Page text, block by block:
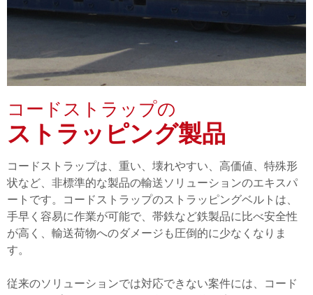
コードストラップの
ストラッピング製品
コードストラップは、重い、壊れやすい、高価値、特殊形
状など、非標準的な製品の輸送ソリューションのエキスパ
ートです。コードストラップのストラッピングベルトは、
手早く容易に作業が可能で、帯鉄など鉄製品に比べ安全性
が高く、輸送荷物へのダメージも圧倒的に少なくなりま
す。
従来のソリューションでは対応できない案件には、コード